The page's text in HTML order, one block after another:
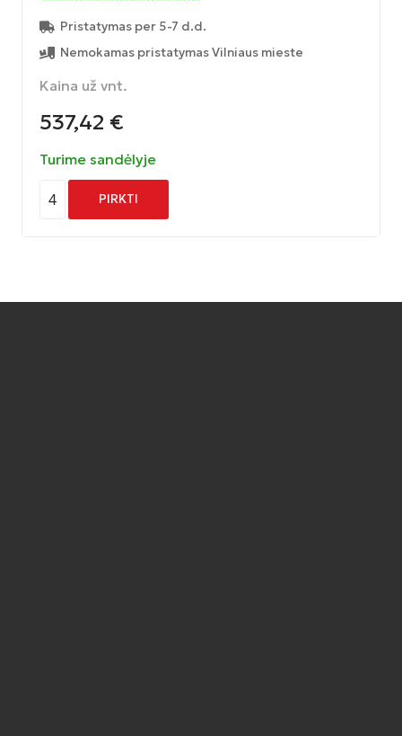
Pristatymas per 5-7 d.d.
Nemokamas pristatymas Vilniaus mieste
Kaina už vnt.
537,42 €
Turime sandėlyje
4 PIRKTI